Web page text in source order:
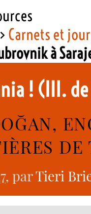
> Carnets et
à
! (III.
DE
, parTieri